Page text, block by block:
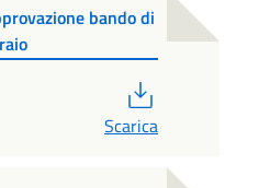
bando di
Scarica